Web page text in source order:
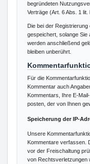
begründeten
Verträge (Art. 6 Abs. 1 lit.
Die bei der
gespeichert, solange Sie
werden anschließend
bleiben unberührt.
Für die
Kommentar auch
Kommentars, Ihre E-
posten, der von Ihnen
Speicherung der IP-
Unsere
Kommentare verfassen.
vor der Freischaltung
von Rechtsverletzungen